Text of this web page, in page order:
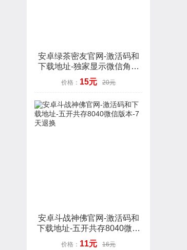
安卓绿茶密友官网-激活码和
下载地址-独家显示微信角标
数字-7天退换
价格： 15元 20元
安卓斗战神佛官网-激活码和
下载地址-五开共存8040微信
版本-7天退换
价格： 11元 16元